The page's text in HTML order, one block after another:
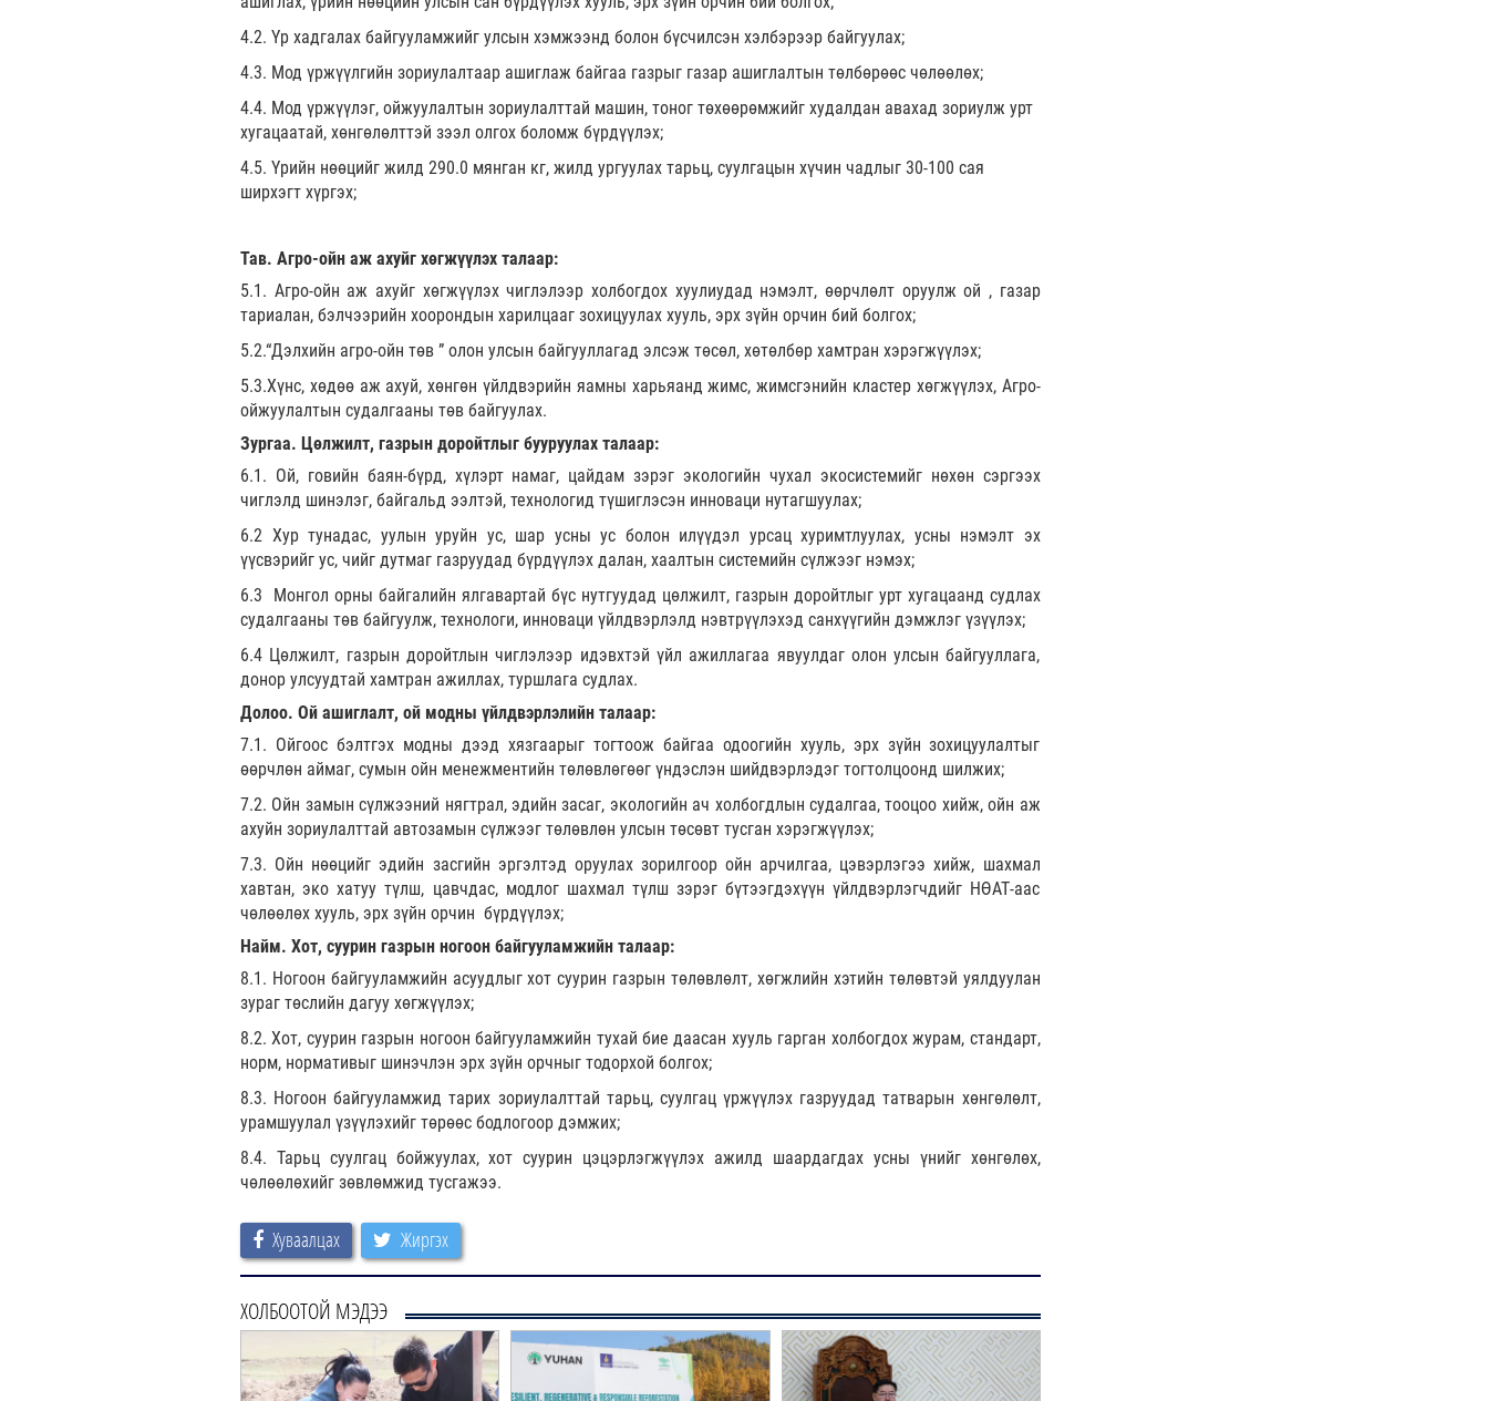
4.2. Үр хадгалах байгууламжийг улсын хэмжээнд болон бүсчилсэн хэлбэрээр байгуулах;
4.3. Мод үржүүлгийн зориулалтаар ашиглаж байгаа газрыг газар ашиглалтын төлбөрөөс чөлөөлөх;
4.4. Мод үржүүлэг, ойжуулалтын зориулалттай машин, тоног төхөөрөмжийг худалдан авахад зориулж урт
хугацаатай, хөнгөлөлттэй зээл олгох боломж бүрдүүлэх;
4.5. Үрийн нөөцийг жилд 290.0 мянган кг, жилд ургуулах тарьц, суулгацын хүчин чадлыг 30-100 сая
ширхэгт хүргэх;
Тав. Агро-ойн аж ахуйг хөгжүүлэх талаар:
5.1. Агро-ойн аж ахуйг хөгжүүлэх чиглэлээр холбогдох хуулиудад нэмэлт, өөрчлөлт оруулж ой , газар
тариалан, бэлчээрийн хоорондын харилцааг зохицуулах хууль, эрх зүйн орчин бий болгох;
5.2.“Дэлхийн агро-ойн төв ” олон улсын байгууллагад элсэж төсөл, хөтөлбөр хамтран хэрэгжүүлэх;
5.3.Хүнс, хөдөө аж ахуй, хөнгөн үйлдвэрийн яамны харьяанд жимс, жимсгэнийн кластер хөгжүүлэх, Агро-
ойжуулалтын судалгааны төв байгуулах.
Зургаа. Цөлжилт, газрын доройтлыг бууруулах талаар:
6.1. Ой, говийн баян-бүрд, хүлэрт намаг, цайдам зэрэг экологийн чухал экосистемийг нөхөн сэргээх
чиглэлд шинэлэг, байгальд ээлтэй, технологид түшиглэсэн инноваци нутагшуулах;
6.2 Хур тунадас, уулын уруйн ус, шар усны ус болон илүүдэл урсац хуримтлуулах, усны нэмэлт эх
үүсвэрийг ус, чийг дутмаг газруудад бүрдүүлэх далан, хаалтын системийн сүлжээг нэмэх;
6.3 Монгол орны байгалийн ялгавартай бүс нутгуудад цөлжилт, газрын доройтлыг урт хугацаанд судлах
судалгааны төв байгуулж, технологи, инноваци үйлдвэрлэлд нэвтрүүлэхэд санхүүгийн дэмжлэг үзүүлэх;
6.4 Цөлжилт, газрын доройтлын чиглэлээр идэвхтэй үйл ажиллагаа явуулдаг олон улсын байгууллага,
донор улсуудтай хамтран ажиллах, туршлага судлах.
Долоо. Ой ашиглалт, ой модны үйлдвэрлэлийн талаар:
7.1. Ойгоос бэлтгэх модны дээд хязгаарыг тогтоож байгаа одоогийн хууль, эрх зүйн зохицуулалтыг
өөрчлөн аймаг, сумын ойн менежментийн төлөвлөгөөг үндэслэн шийдвэрлэдэг тогтолцоонд шилжих;
7.2. Ойн замын сүлжээний нягтрал, эдийн засаг, экологийн ач холбогдлын судалгаа, тооцоо хийж, ойн аж
ахуйн зориулалттай автозамын сүлжээг төлөвлөн улсын төсөвт тусган хэрэгжүүлэх;
7.3. Ойн нөөцийг эдийн засгийн эргэлтэд оруулах зорилгоор ойн арчилгаа, цэвэрлэгээ хийж, шахмал
хавтан, эко хатуу түлш, цавчдас, модлог шахмал түлш зэрэг бүтээгдэхүүн үйлдвэрлэгчдийг НӨАТ-аас
чөлөөлөх хууль, эрх зүйн орчин бүрдүүлэх;
Найм. Хот, суурин газрын ногоон байгууламжийн талаар:
8.1. Ногоон байгууламжийн асуудлыг хот суурин газрын төлөвлөлт, хөгжлийн хэтийн төлөвтэй уялдуулан
зураг төслийн дагуу хөгжүүлэх;
8.2. Хот, суурин газрын ногоон байгууламжийн тухай бие даасан хууль гарган холбогдох журам, стандарт,
норм, нормативыг шинэчлэн эрх зүйн орчныг тодорхой болгох;
8.3. Ногоон байгууламжид тарих зориулалттай тарьц, суулгац үржүүлэх газруудад татварын хөнгөлөлт,
урамшуулал үзүүлэхийг төрөөс бодлогоор дэмжих;
8.4. Тарьц суулгац бойжуулах, хот суурин цэцэрлэгжүүлэх ажилд шаардагдах усны үнийг хөнгөлөх,
чөлөөлөхийг зөвлөмжид тусгажээ.
Хуваалцах Жиргэх
ХОЛБООТОЙ МЭДЭЭ